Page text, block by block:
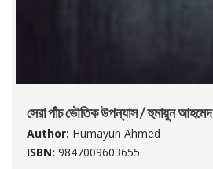
সেরা পাঁচ ভৌতিক উপন্যাস / হুমায়ুন আহমেদ
Author: Humayun Ahmed
ISBN: 9847009603655.